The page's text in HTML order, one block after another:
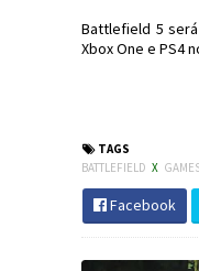
Battlefield 5
Xbox One e PS4
TAGS
BATTLEFIELD X
Facebook